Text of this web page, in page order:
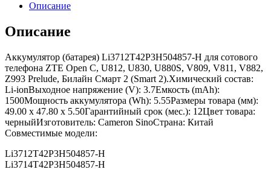
Описание
Описание
Аккумулятор (батарея) Li3712T42P3H504857-H для сотового
телефона ZTE Open C, U812, U830, U880S, V809, V811, V882,
Z993 Prelude, Билайн Смарт 2 (Smart 2).Химический состав:
Li-ionВыходное напряжение (V): 3.7Емкость (mAh):
1500Мощность аккумулятора (Wh): 5.55Размеры товара (мм):
49.00 x 47.80 x 5.50Гарантийный срок (мес.): 12Цвет товара:
черныйИзготовитель: Cameron SinoСтрана: Китай
Совместимые модели:
Li3712T42P3H504857-H
Li3714T42P3H504857-H